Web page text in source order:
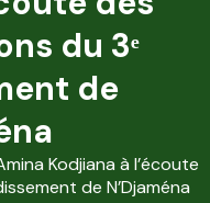
du 3ᵉ
de
Kodjiana à l’écoute
de N’Djaména